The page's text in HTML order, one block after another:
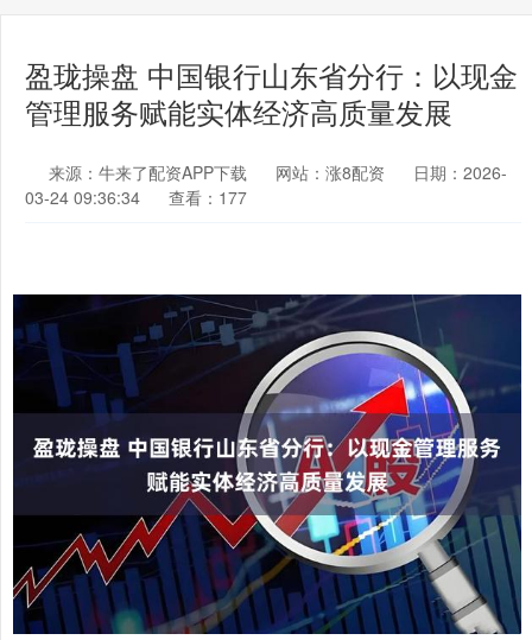
盈珑操盘 中国银行山东省分行：以现金
管理服务赋能实体经济高质量发展
来源：牛来了配资APP下载 网站：涨8配资
日期：2026-
03-24 09:36:34
查看：177